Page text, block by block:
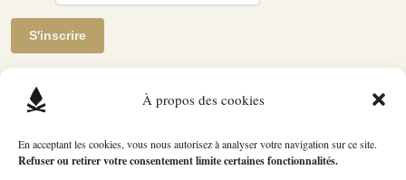
À propos des cookies
En acceptant les cookies, vous nous autorisez à analyser votre navigation sur ce site.
Refuser ou retirer votre consentement limite certaines fonctionnalités.
Petit Bivouac
évaluation du produit 4.89 / 5 2741 avis